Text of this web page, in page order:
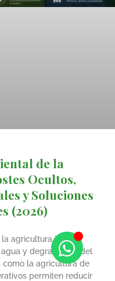
de la
Ocultos,
y Soluciones
(2026)
agricultura incluye
y degradación del
como la agricultura de
permiten reducir